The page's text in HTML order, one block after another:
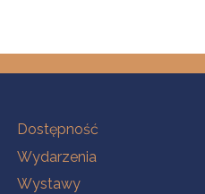
Na skróty
Dostępność
Wydarzenia
Wystawy